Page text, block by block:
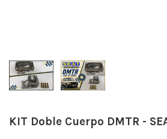
KIT Doble Cuerpo DMTR -